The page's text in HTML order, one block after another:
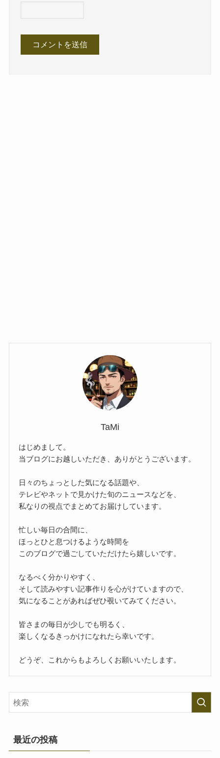
TaMi
はじめまして。
当ブログにお越しいただき、ありがとうございます。
日々のちょっとした気になる話題や、
テレビやネットで見かけた旬のニュースなどを、
私なりの視点でまとめてお届けしています。
忙しい毎日の合間に、
ほっとひと息つけるような時間を
このブログで過ごしていただけたら嬉しいです。
なるべく分かりやすく、
そして読みやすい記事作りを心がけていますので、
気になることがあればぜひ覗いてみてください。
皆さまの毎日が少しでも明るく、
楽しくなるきっかけになれたら幸いです。
どうぞ、これからもよろしくお願いいたします。
最近の投稿